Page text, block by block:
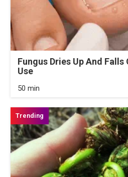
Fungus Dries Up And
Use
50 min